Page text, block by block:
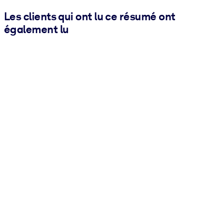
Les clients qui ont lu ce résumé ont
également lu